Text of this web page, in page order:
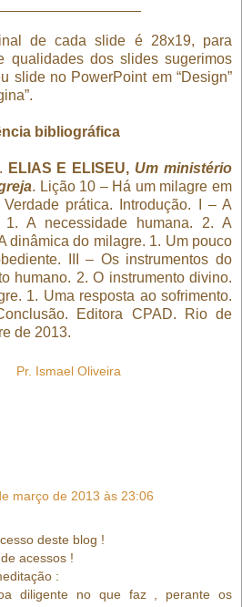
de cada slide é 28x19, para
qualidades dos slides sugerimos
slide no PowerPoint em “Design”
bibliográfica
ELIAS E ELISEU, Um ministério
. Lição 10 – Há um milagre em
prática. Introdução. I – A
1. A necessidade humana. 2. A
dinâmica do milagre. 1. Um pouco
III – Os instrumentos do
humano. 2. O instrumento divino.
1. Uma resposta ao sofrimento.
Editora CPAD. Rio de
de 2013.
Pr. Ismael Oliveira
março de 2013 às 23:06
deste blog !
acessos !
:
diligente no que faz , perante os